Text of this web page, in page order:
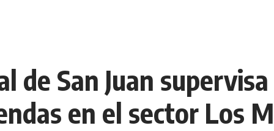
de San Juan
en el sector Los